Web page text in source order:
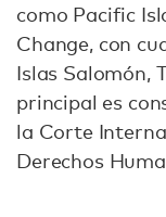
como Pacific
Change, con
Islas Salomón,
principal es
la Corte
Derechos